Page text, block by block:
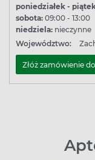
poniedziałek -
sobota: 09:00 - 13:00
niedziela: nieczynne
Województwo:
Złóż zamówienie